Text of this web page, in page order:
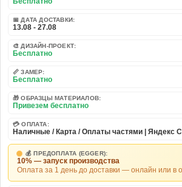
📅 ДАТА ДОСТАВКИ:
13.08 - 27.08
🎨 ДИЗАЙН-ПРОЕКТ:
Бесплатно
📏 ЗАМЕР:
Бесплатно
🎁 ОБРАЗЦЫ МАТЕРИАЛОВ:
Привезем бесплатно
💳 ОПЛАТА:
Наличные / Карта / Оплаты частями | Яндекс
💰 ПРЕДОПЛАТА (EGGER):
10% — запуск производства
Оплата за 1 день до доставки — онлайн или в